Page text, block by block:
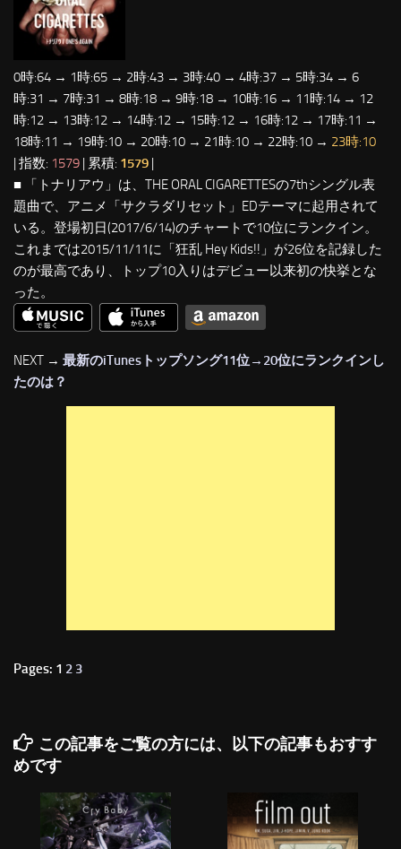
0時:64 → 1時:65 → 2時:43 → 3時:40 → 4時:37 → 5時:34 → 6
時:31 → 7時:31 → 8時:18 → 9時:18 → 10時:16 → 11時:14 → 12
時:12 → 13時:12 → 14時:12 → 15時:12 → 16時:12 → 17時:11 →
18時:11 → 19時:10 → 20時:10 → 21時:10 → 22時:10 → 23時:10
| 指数: 1579 | 累積: 1579 |
■ 「トナリアウ」は、THE ORAL CIGARETTESの7thシングル表
題曲で、アニメ「サクラダリセット」EDテーマに起用されて
いる。登場初日(2017/6/14)のチャートで10位にランクイン。
これまでは2015/11/11に「狂乱 Hey Kids!!」が26位を記録した
のが最高であり、トップ10入りはデビュー以来初の快挙とな
った。
NEXT → 最新のiTunesトップソング11位→20位にランクインし
たのは？
Pages: 1 2 3
この記事をご覧の方には、以下の記事もおすす
めです